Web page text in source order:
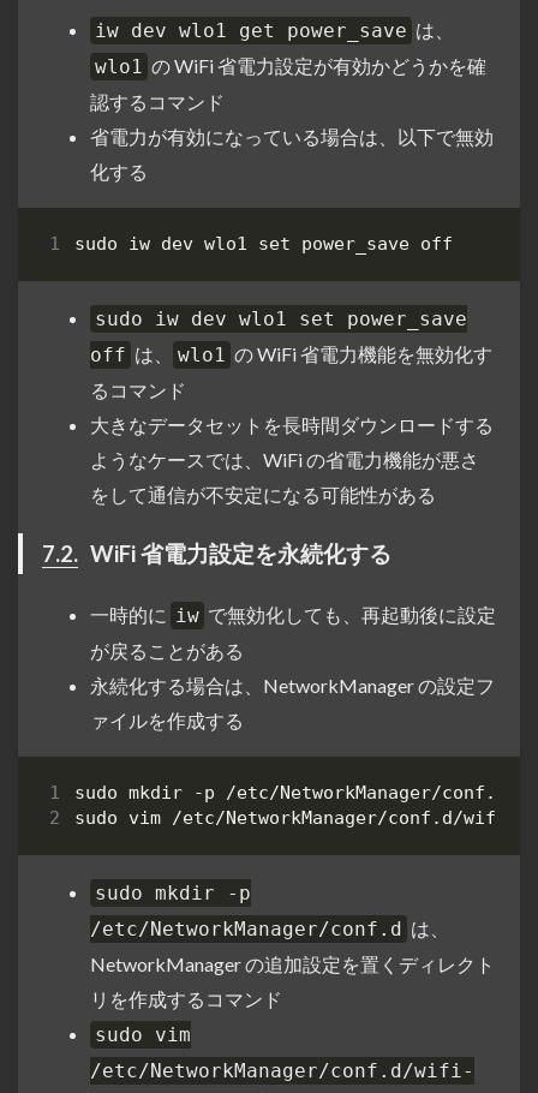
iw dev wlo1 get power_save は、
wlo1 の WiFi 省電力設定が有効かどうかを確
認するコマンド
省電力が有効になっている場合は、以下で無効
化する
sudo iw dev wlo1 set
sudo iw dev wlo1 set power_save
off は、 wlo1 の WiFi 省電力機能を無効化す
るコマンド
大きなデータセットを長時間ダウンロードする
ようなケースでは、WiFi の省電力機能が悪さ
をして通信が不安定になる可能性がある
7.2. WiFi 省電力設定を永続化する
一時的に iw で無効化しても、再起動後に設定
が戻ることがある
永続化する場合は、NetworkManager の設定フ
ァイルを作成する
sudo mkdir -p
/etc/NetworkManager/conf.d は、
NetworkManager の追加設定を置くディレクト
リを作成するコマンド
sudo vim
/etc/NetworkManager/conf.d/wifi-